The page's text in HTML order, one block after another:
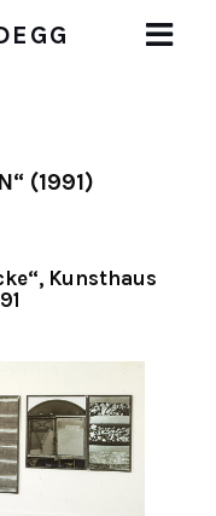
(1991)
Kunsthaus